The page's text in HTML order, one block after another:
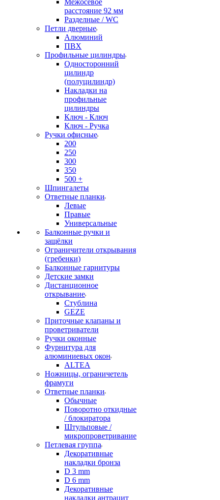
Межосевое
расстояние 92 мм
Разделные / WC
Петли дверные
Алюминий
ПВХ
Профильные цилиндры
Односторонний
цилиндр
(полуцилиндр)
Накладки на
профильные
цилиндры
Ключ - Ключ
Ключ - Ручка
Ручки офисные
200
250
300
350
500 +
Шпингалеты
Ответные планки
Левые
Правые
Универсальные
Балконные ручки и
защёлки
Ограничители открывания
(гребенки)
Балконные гарнитуры
Детские замки
Дистанционное
открывание
Стублина
GEZE
Приточные клапаны и
проветриватели
Ручки оконные
Фурнитура для
алюминиевых окон
ALTEA
Ножницы, ограничетель
фрамуги
Ответные планки
Обычные
Поворотно откидные
/ блокиратора
Штульповые /
микропроветривание
Петлевая группа
Декоративные
накладки бронза
D 3 mm
D 6 mm
Декоративные
накладки антрацит